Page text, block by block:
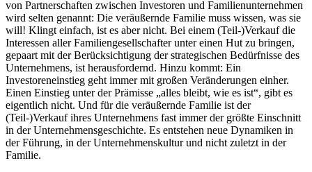
von Partnerschaften zwischen Investoren und Familienunternehmen
wird selten genannt: Die veräußernde Familie muss wissen, was sie
will! Klingt einfach, ist es aber nicht. Bei einem (Teil-)Verkauf die
Interessen aller Familiengesellschafter unter einen Hut zu bringen,
gepaart mit der Berücksichtigung der strategischen Bedürfnisse des
Unternehmens, ist herausfordernd. Hinzu kommt: Ein
Investoreneinstieg geht immer mit großen Veränderungen einher.
Einen Einstieg unter der Prämisse „alles bleibt, wie es ist“, gibt es
eigentlich nicht. Und für die veräußernde Familie ist der
(Teil-)Verkauf ihres Unternehmens fast immer der größte Einschnitt
in der Unternehmensgeschichte. Es entstehen neue Dynamiken in
der Führung, in der Unternehmenskultur und nicht zuletzt in der
Familie.